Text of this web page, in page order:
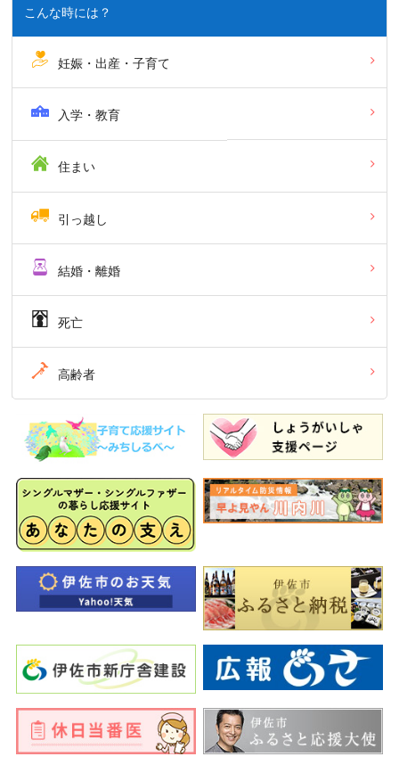
こんな時には？
妊娠・出産・子育て
入学・教育
住まい
引っ越し
結婚・離婚
死亡
高齢者